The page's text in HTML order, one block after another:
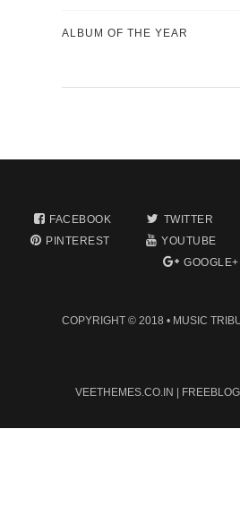
ALBUM OF THE YEAR
FACEBOOK TWITTER
PINTEREST
YOUTUBE
GOOGLE+
COPYRIGHT © 2018 • MUSIC
VEETHEMES.CO.IN |